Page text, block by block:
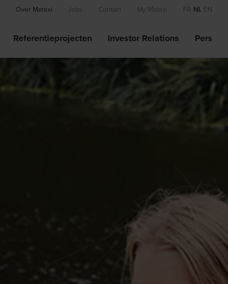
Over Matexi Jobs Contact My Matexi FR NL EN
Referentieprojecten Investor Relations Pers